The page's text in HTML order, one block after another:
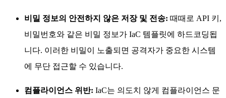
비밀 정보의 안전하지 않은 저장 및 전송: 때때로 API 키,
비밀번호와 같은 비밀 정보가 IaC 템플릿에 하드코딩됩
니다. 이러한 비밀이 노출되면 공격자가 중요한 시스템
에 무단 접근할 수 있습니다.
컴플라이언스 위반: IaC는 의도치 않게 컴플라이언스 문